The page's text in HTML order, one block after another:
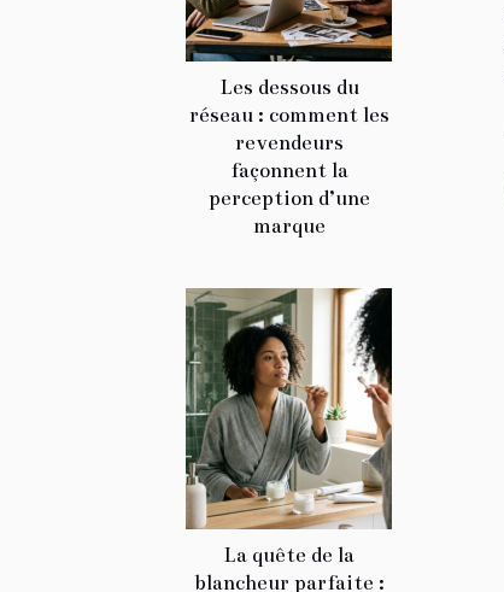
Les dessous du
réseau : comment les
revendeurs
façonnent la
perception d’une
marque
La quête de la
blancheur parfaite :